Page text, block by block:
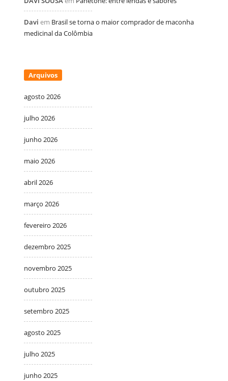
Davi em Brasil se torna o maior comprador de maconha
medicinal da Colômbia
Arquivos
agosto 2026
julho 2026
junho 2026
maio 2026
abril 2026
março 2026
fevereiro 2026
dezembro 2025
novembro 2025
outubro 2025
setembro 2025
agosto 2025
julho 2025
junho 2025